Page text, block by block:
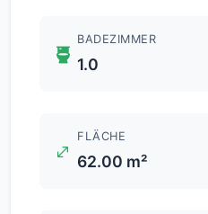
BADEZIMMER
1.0
FLÄCHE
62.00 m²